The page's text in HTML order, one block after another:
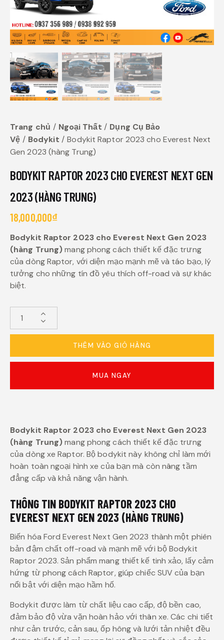
Trang chủ Ngoại Thất
Dụng Cụ Bảo
Vệ
Bodykit
Bodykit Raptor 2023 cho Everest Next
Gen 2023 (hàng Trung)
BODYKIT RAPTOR 2023 CHO EVEREST NEXT GEN
2023 (HÀNG TRUNG)
18,000,000₫
Bodykit Raptor 2023 cho Everest Next Gen 2023
(hàng Trung)mang phong cách thiết kế đặc trưng
của dòng Raptor, với diện mạo mạnh mẽ và táo bạo, lý
tưởng cho những tín đồ yêu thích off-road và sự khác
biệt.
THÊM VÀO GIỎ HÀNG
MUA NGAY
Bodykit Raptor 2023 cho Everest Next Gen 2023
(hàng Trung)mang phong cách thiết kế đặc trưng
của dòng xe Raptor. Bộ bodykit này không chỉ làm mới
hoàn toàn ngoại hình xe của bạn mà còn nâng tầm
đẳng cấp và khả năng vận hành.
THÔNG TIN BODYKIT RAPTOR 2023 CHO
EVEREST NEXT GEN 2023 (HÀNG TRUNG)
Biến hóa Ford Everest Next Gen 2023 thành một phiên
bản đậm chất off-road và mạnh mẽ với bộ Bodykit
Raptor 2023. Sản phẩm mang thiết kế tinh xảo, lấy cảm
hứng từ phong cách Raptor, giúp chiếc SUV của bạn
nổi bật với diện mạo hầm hố.
Bodykit được làm từ chất liệu cao cấp, độ bền cao,
đảm bảo độ vừa vặn hoàn hảo với thân xe. Các chi tiết
như cản trước, cản sau, ốp hông và lưới tản nhiệt đều